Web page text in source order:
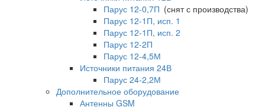
Парус 12-0,7П (снят с производства)
Парус 12-1П, исп. 1
Парус 12-1П, исп. 2
Парус 12-2П
Парус 12-4,5М
Источники питания 24В
Парус 24-2,2М
Дополнительное оборудование
Антенны GSM